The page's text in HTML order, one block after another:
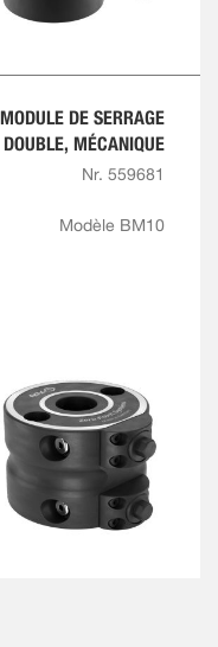
MODULE DE SERRAGE
DOUBLE, MÉCANIQUE
Nr. 559681
Modèle BM10